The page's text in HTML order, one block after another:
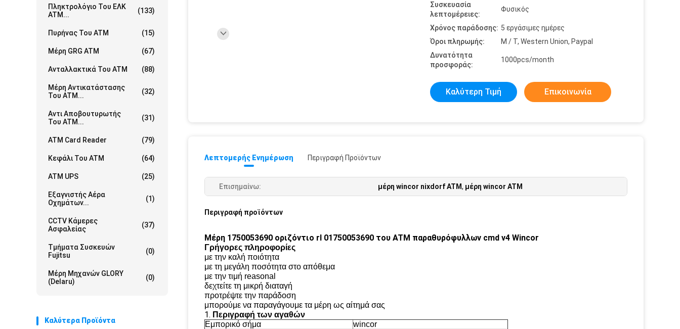
Πληκτρολόγιο Του ΕΛΚ
ATM...
(133)
Πυρήνας Του ATM (15)
Μέρη GRG ATM (67)
Ανταλλακτικά Του ATM (88)
Μέρη Αντικατάστασης
Του ATM...
(32)
Αντι Αποβουτυρωτής
Του ATM...
(31)
ATM Card Reader (79)
Κεφάλι Του ATM (64)
ATM UPS (25)
Εξαγνιστής Αέρα
Οχημάτων...
(1)
CCTV Κάμερες
Ασφαλείας
(37)
Τμήματα Συσκευών
Fujitsu
(0)
Μέρη Μηχανών GLORY
(Delaru)
(0)
Καλύτερα Προϊόντα
Συσκευασία
λεπτομέρειες:
Φυσικός
Χρόνος παράδοσης: 5 εργάσιμες ημέρες
Όροι πληρωμής:
Μ / Τ, Western Union, Paypal
Δυνατότητα
προσφοράς:
1000pcs/month
Καλύτερη Τιμή Επικοινωνία
Λεπτομερής Ενημέρωση Περιγραφή Προϊόντων
Επισημαίνω: μέρη wincor nixdorf ATM, μέρη wincor ATM
Περιγραφή προϊόντων
Μέρη 1750053690 οριζόντιο rl 01750053690 του ATM παραθυρόφυλλων cmd v4 Wincor
Γρήγορες πληροφορίες
με την καλή ποιότητα
με τη μεγάλη ποσότητα στο απόθεμα
με την τιμή reasonal
δεχτείτε τη μικρή διαταγή
προτρέψτε την παράδοση
μπορούμε να παραγάγουμε τα μέρη ως αίτημά σας
1. Περιγραφή των αγαθών
Εμπορικό σήμα
wincor